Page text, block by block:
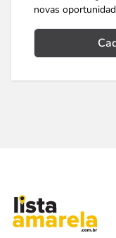
novas